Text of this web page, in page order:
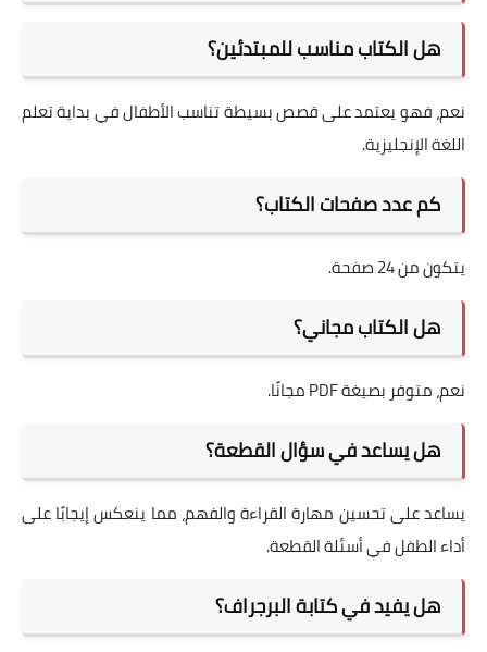
هل الكتاب مناسب للمبتدئين؟
نعم، فهو يعتمد على قصص بسيطة تناسب الأطفال في بداية تعلم
اللغة الإنجليزية.
كم عدد صفحات الكتاب؟
يتكون من 24 صفحة.
هل الكتاب مجاني؟
نعم، متوفر بصيغة PDF مجانًا.
هل يساعد في سؤال القطعة؟
يساعد على تحسين مهارة القراءة والفهم، مما ينعكس إيجابًا على
أداء الطفل في أسئلة القطعة.
هل يفيد في كتابة البرجراف؟